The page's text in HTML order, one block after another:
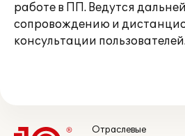
работе в ПП. Ведутся
сопровождению и
консультации
Отраслевые